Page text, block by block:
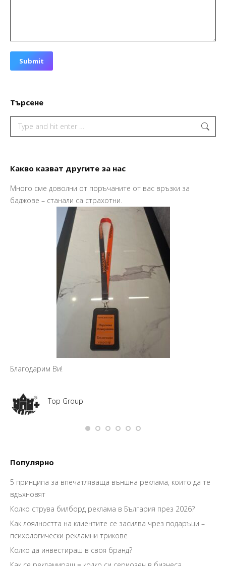
Submit
Търсене
Search:
Какво казват другите за нас
Много сме доволни от поръчаните от вас връзки за
баджове – станали са страхотни.
Благодарим Ви!
Top Group
Популярно
5 принципа за впечатляваща външна реклама, които да те
вдъхновят
Колко струва билборд реклама в България през 2026?
Как лоялността на клиентите се засилва чрез подаръци –
психологически рекламни трикове
Колко да инвестираш в своя бранд?